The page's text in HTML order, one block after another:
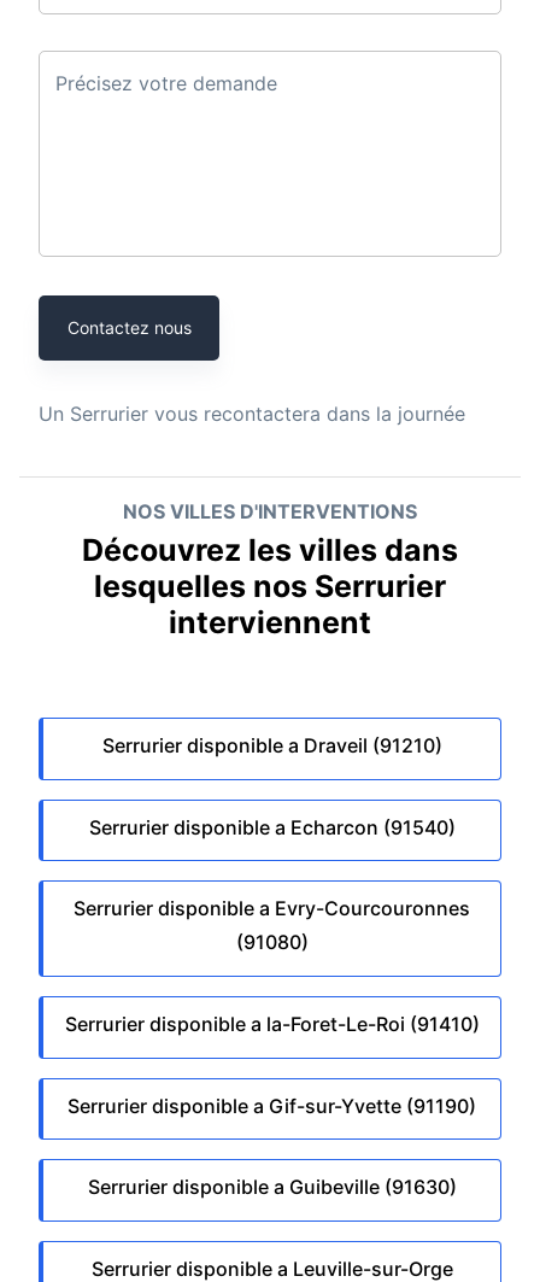
Précisez votre demande
Contactez nous
Un Serrurier vous recontactera dans la journée
NOS VILLES D'INTERVENTIONS
Découvrez les villes dans
lesquelles nos Serrurier
interviennent
Serrurier disponible a Draveil (91210)
Serrurier disponible a Echarcon (91540)
Serrurier disponible a Evry-Courcouronnes
(91080)
Serrurier disponible a la-Foret-Le-Roi (91410)
Serrurier disponible a Gif-sur-Yvette (91190)
Serrurier disponible a Guibeville (91630)
Serrurier disponible a Leuville-sur-Orge